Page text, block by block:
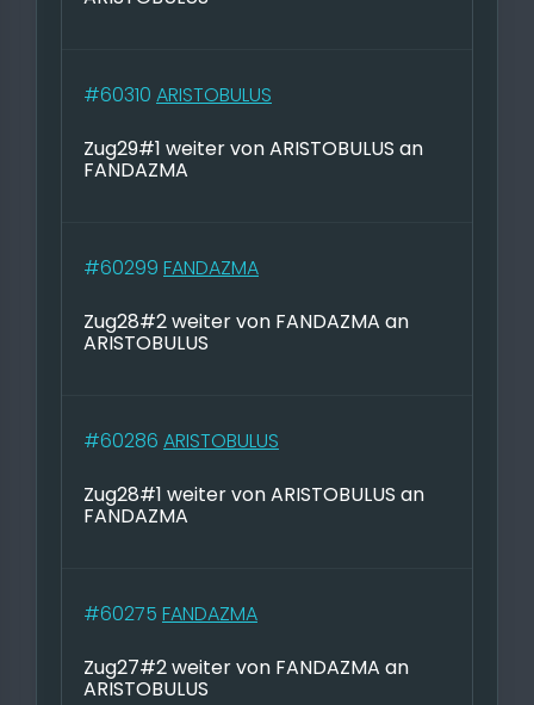
#60310 ARISTOBULUS
Zug29#1 weiter von ARISTOBULUS an
FANDAZMA
#60299 FANDAZMA
Zug28#2 weiter von FANDAZMA an
ARISTOBULUS
#60286 ARISTOBULUS
Zug28#1 weiter von ARISTOBULUS an
FANDAZMA
#60275 FANDAZMA
Zug27#2 weiter von FANDAZMA an
ARISTOBULUS